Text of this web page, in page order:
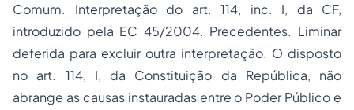
Comum. Interpretação do art. 114, inc. I, da CF,
introduzido pela EC 45/2004. Precedentes. Liminar
deferida para excluir outra interpretação. O disposto
no art. 114, I, da Constituição da República, não
abrange as causas instauradas entre o Poder Público e